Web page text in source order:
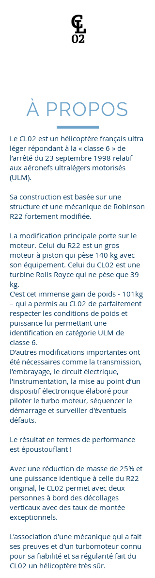
À PROPOS
Le CL02 est un hélicoptère français ultra
léger répondant à la « classe 6 » de
l’arrêté du 23 septembre 1998 relatif
aux aéronefs ultralégers motorisés
(ULM).
Sa construction est basée sur une
structure et une mécanique de Robinson
R22 fortement modifiée.
La modification principale porte sur le
moteur. Celui du R22 est un gros
moteur à piston qui pèse 140 kg avec
son équipement. Celui du CL02 est une
turbine Rolls Royce qui ne pèse que 39
kg.
C’est cet immense gain de poids - 101kg
– qui a permis au CL02 de parfaitement
respecter les conditions de poids et
puissance lui permettant une
identification en catégorie ULM de
classe 6.
D'autres modifications importantes ont
été nécessaires comme la transmission,
l'embrayage, le circuit électrique,
l'instrumentation, la mise au point d’un
dispositif électronique élaboré pour
piloter le turbo moteur, séquencer le
démarrage et surveiller d'éventuels
défauts.
Le résultat en termes de performance
est époustouflant !
Avec une réduction de masse de 25% et
une puissance identique à celle du R22
original, le CL02 permet avec deux
personnes à bord des décollages
verticaux avec des taux de montée
exceptionnels.
L’association d'une mécanique qui a fait
ses preuves et d'un turbomoteur connu
pour sa fiabilité et sa régularité fait du
CL02 un hélicoptère très sûr.